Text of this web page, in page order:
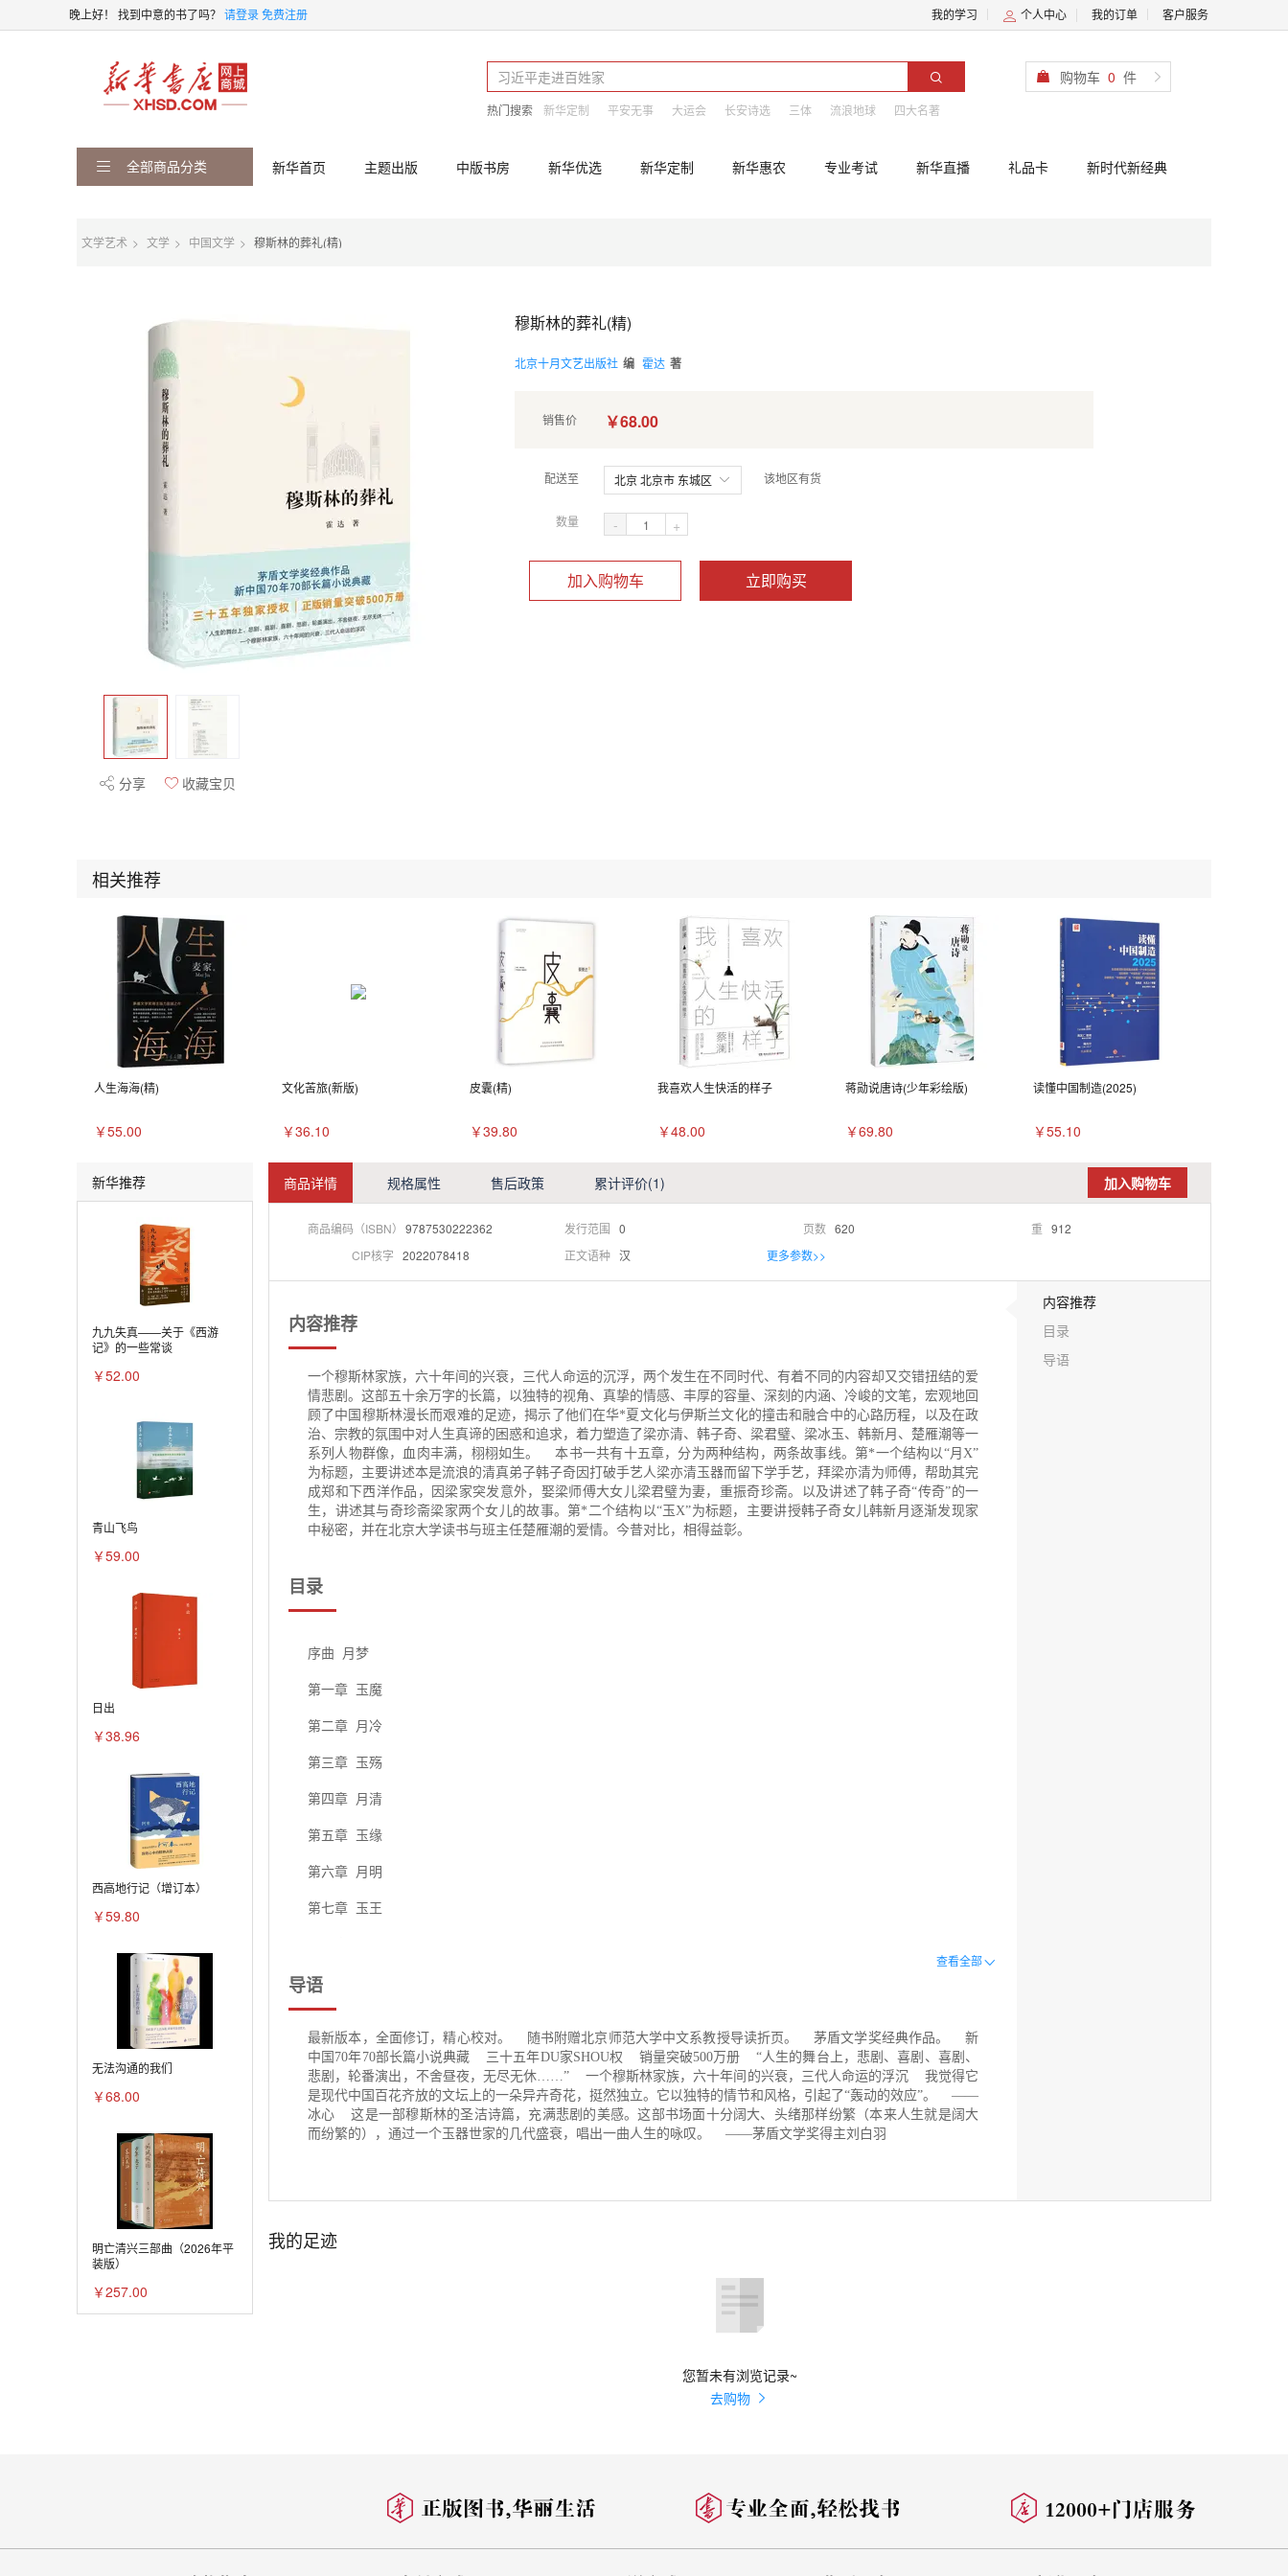
晚上好！ 找到中意的书了吗？ 请登录免费注册 我的学习 个人中心 我的订单 客户服务
热门搜索 新华定制 平安无事 大运会 长安诗选 三体 流浪地球 四大名著
购物车 0 件
全部商品分类 新华首页 主题出版 中版书房 新华优选 新华定制 新华惠农 专业考试 新华直播 礼品卡 新时代新经典
文学艺术 文学 中国文学 穆斯林的葬礼(精)
分享 收藏宝贝
穆斯林的葬礼(精)
北京十月文艺出版社 编 霍达 著
销售价 ￥68.00
配送至 北京 北京市 东城区 该地区有货
数量 - +
加入购物车 立即购买
相关推荐
人生海海(精)
￥55.00
文化苦旅(新版)
￥36.10
皮囊(精)
￥39.80
我喜欢人生快活的样子
￥48.00
蒋勋说唐诗(少年彩绘版)
￥69.80
读懂中国制造(2025)
￥55.10
新华推荐
九九失真——关于《西游
记》的一些常谈
￥52.00
青山飞鸟
￥59.00
日出
￥38.96
西高地行记（增订本）
￥59.80
无法沟通的我们
￥68.00
明亡清兴三部曲（2026年平
装版）
￥257.00
商品详情 规格属性 售后政策 累计评价(1) 加入购物车
商品编码（ISBN） 9787530222362 发行范围 0 页数 620 重 912
CIP核字 2022078418 正文语种 汉 更多参数>>
内容推荐
一个穆斯林家族，六十年间的兴衰，三代人命运的沉浮，两个发生在不同时代、有着不同的内容却又交错扭结的爱
情悲剧。这部五十余万字的长篇，以独特的视角、真挚的情感、丰厚的容量、深刻的内涵、冷峻的文笔，宏观地回
顾了中国穆斯林漫长而艰难的足迹，揭示了他们在华*夏文化与伊斯兰文化的撞击和融合中的心路历程，以及在政
治、宗教的氛围中对人生真谛的困惑和追求，着力塑造了梁亦清、韩子奇、梁君璧、梁冰玉、韩新月、楚雁潮等一
系列人物群像，血肉丰满，栩栩如生。 本书一共有十五章，分为两种结构，两条故事线。第*一个结构以“月X”
为标题，主要讲述本是流浪的清真弟子韩子奇因打破手艺人梁亦清玉器而留下学手艺，拜梁亦清为师傅，帮助其完
成郑和下西洋作品，因梁家突发意外，娶梁师傅大女儿梁君璧为妻，重振奇珍斋。以及讲述了韩子奇“传奇”的一
生，讲述其与奇珍斋梁家两个女儿的故事。第*二个结构以“玉X”为标题，主要讲授韩子奇女儿韩新月逐渐发现家
中秘密，并在北京大学读书与班主任楚雁潮的爱情。今昔对比，相得益彰。
目录
序曲 月梦
第一章 玉魔
第二章 月冷
第三章 玉殇
第四章 月清
第五章 玉缘
第六章 月明
第七章 玉王
第九章 玉游
第十一章 玉劫
第十二章 月恋
第十三章 玉归
第十五章 玉别
尾声 月魂
查看全部
导语
最新版本，全面修订，精心校对。 随书附赠北京师范大学中文系教授导读折页。 茅盾文学奖经典作品。 新
中国70年70部长篇小说典藏 三十五年DU家SHOU权 销量突破500万册 “人生的舞台上，悲剧、喜剧、喜剧、
悲剧，轮番演出，不舍昼夜，无尽无休……” 一个穆斯林家族，六十年间的兴衰，三代人命运的浮沉 我觉得它
是现代中国百花齐放的文坛上的一朵异卉奇花，挺然独立。它以独特的情节和风格，引起了“轰动的效应”。 ——
冰心 这是一部穆斯林的圣洁诗篇，充满悲剧的美感。这部书场面十分阔大、头绪那样纷繁（本来人生就是阔大
而纷繁的），通过一个玉器世家的几代盛衰，唱出一曲人生的咏叹。 ——茅盾文学奖得主刘白羽
内容推荐
目录
导语
我的足迹
您暂未有浏览记录~
去购物